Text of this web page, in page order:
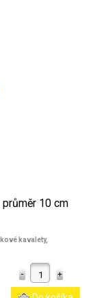
průměr 10 cm
kavalety,